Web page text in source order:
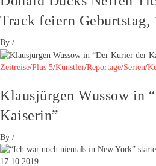
Track feiern Geburtstag,
By /
Zeitreise/Plus 5/Künstler/Reportage/Serien/
Klausjürgen Wussow in
Kaiserin”
By /